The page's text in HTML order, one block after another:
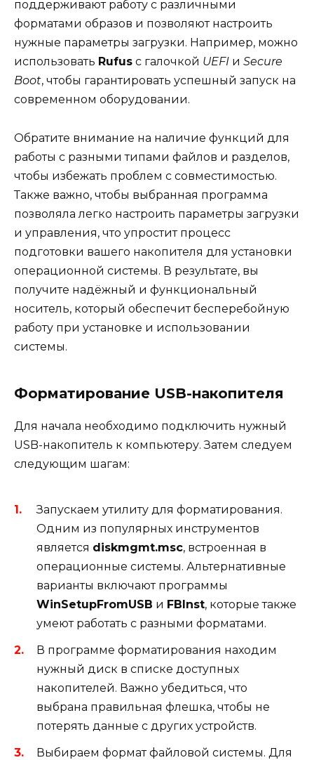
поддерживают работу с различными
форматами образов и позволяют настроить
нужные параметры загрузки. Например, можно
использовать Rufus с галочкой UEFI и Secure
Boot, чтобы гарантировать успешный запуск на
современном оборудовании.
Обратите внимание на наличие функций для
работы с разными типами файлов и разделов,
чтобы избежать проблем с совместимостью.
Также важно, чтобы выбранная программа
позволяла легко настроить параметры загрузки
и управления, что упростит процесс
подготовки вашего накопителя для установки
операционной системы. В результате, вы
получите надёжный и функциональный
носитель, который обеспечит бесперебойную
работу при установке и использовании
системы.
Форматирование USB-накопителя
Для начала необходимо подключить нужный
USB-накопитель к компьютеру. Затем следуем
следующим шагам:
Запускаем утилиту для форматирования.
Одним из популярных инструментов
является diskmgmt.msc, встроенная в
операционные системы. Альтернативные
варианты включают программы
WinSetupFromUSB и FBInst, которые также
умеют работать с разными форматами.
В программе форматирования находим
нужный диск в списке доступных
накопителей. Важно убедиться, что
выбрана правильная флешка, чтобы не
потерять данные с других устройств.
Выбираем формат файловой системы. Для